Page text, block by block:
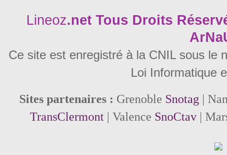
Lineoz.net Tous Droits
Ce site est enregistré à la CNIL sous le
Loi Informatique
Sites partenaires : Grenoble Snotag |
TransClermont| Valence SnoCtav|